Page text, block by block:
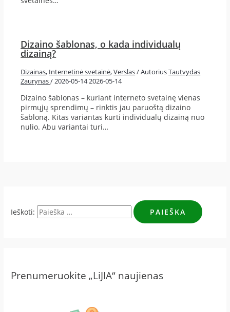
Dizaino šablonas, o kada individualų
dizainą?
Dizainas, Internetinė svetainė,Verslas/ AutoriusTautvydas
Zaurynas/2026-05-142026-05-14
Dizaino šablonas – kuriant interneto svetainę vienas
pirmųjų sprendimų – rinktis jau paruoštą dizaino
šabloną. Kitas variantas kurti individualų dizainą nuo
nulio. Abu variantai turi…
Ieškoti:
Prenumeruokite „LiJIA“ naujienas